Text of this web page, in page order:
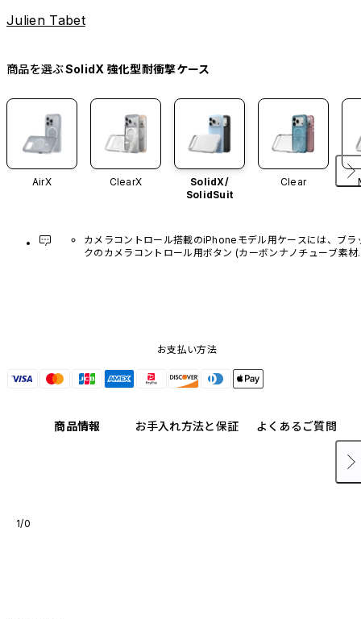
Julien Tabet
商品を選ぶSolidX 強化型耐衝撃ケース
AirX ClearX
SolidX/
SolidSuit
Clear
カメラコントロール搭載のiPhoneモデル用ケースには、ブラ
クのカメラコントロール用ボタン (カーボンナノチューブ素材)
お支払い方法
商品情報 お手入れ方法と保証 よくあるご質問
1/0